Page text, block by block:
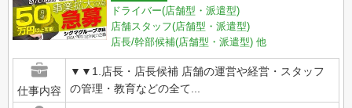
ドライバー(店舗型・派遣型)
店舗スタッフ(店舗型・派遣型)
店長/幹部候補(店舗型・派遣型) 他
仕事内容
▼▼1.店長・店長候補 店舗の運営や経営・スタッフ
の管理・教育などの全て...